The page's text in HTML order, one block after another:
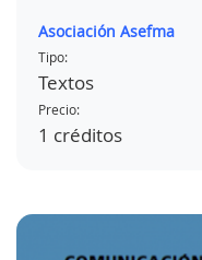
Asociación Asefma
Tipo:
Textos
Precio:
1 créditos